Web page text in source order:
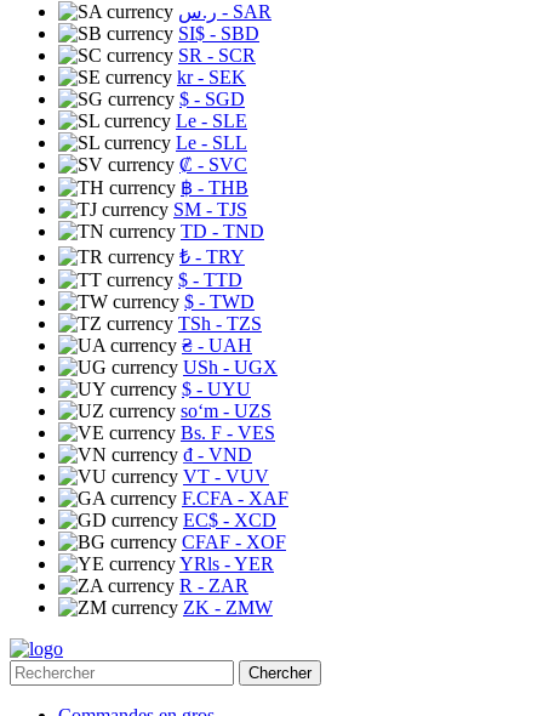
ر.س - SAR
SI$ - SBD
SR - SCR
kr- SEK
$ - SGD
Le - SLE
Le - SLL
₡ - SVC
฿ - THB
ЅМ - TJS
TD - TND
₺ - TRY
$ - TTD
$ - TWD
TSh - TZS
₴ - UAH
USh - UGX
$ - UYU
soʻm - UZS
Bs. F - VES
₫ - VND
VT - VUV
F.CFA - XAF
EC$ - XCD
CFAF - XOF
YRls - YER
R - ZAR
ZK - ZMW
Chercher